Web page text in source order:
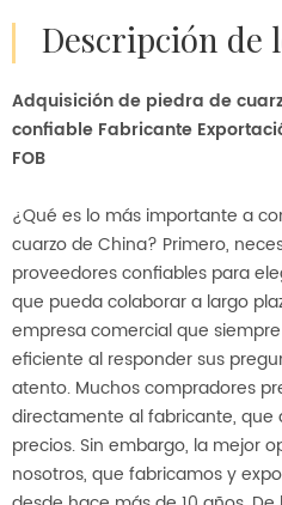
descripción
Adquisición de piedra de
confiable Fabricante
FOB
¿Qué es lo más importante a
cuarzo de China? Primero,
proveedores confiables para
que pueda colaborar a largo
empresa comercial que
eficiente al responder sus
atento. Muchos compradores
directamente al fabricante, que
precios. Sin embargo, la mejor
nosotros, que fabricamos y